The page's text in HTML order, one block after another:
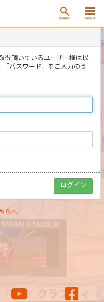
SEARCH MENU
得頂いているユーザー様は以
「パスワード」をご入力のう
らへ